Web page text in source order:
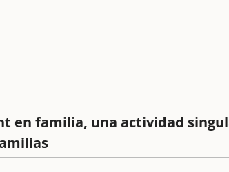
en familia, una actividad